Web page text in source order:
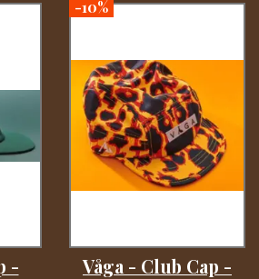
-
-10%
Våga - Club Cap -